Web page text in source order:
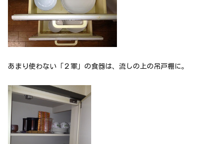
あまり使わない「２軍」の食器は、流しの上の吊戸棚に。